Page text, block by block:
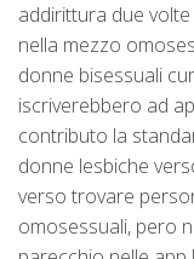
addirittura due
nella mezzo
donne bisessuali
iscriverebbero ad
contributo la
donne lesbiche
verso trovare
omosessuali, pero